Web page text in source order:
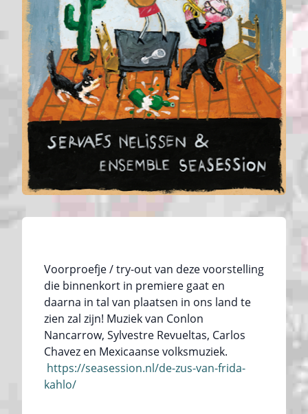
Voorproefje / try-out van deze voorstelling
die binnenkort in premiere gaat en
daarna in tal van plaatsen in ons land te
zien zal zijn! Muziek van Conlon
Nancarrow, Sylvestre Revueltas, Carlos
Chavez en Mexicaanse volksmuziek.
https://seasession.nl/de-zus-van-frida-
kahlo/